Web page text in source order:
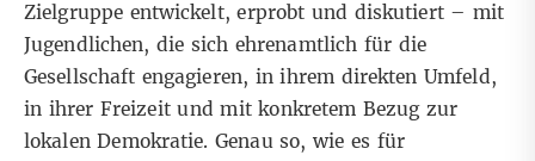
Zielgruppe entwickelt, erprobt und diskutiert – mit
Jugendlichen, die sich ehrenamtlich für die
Gesellschaft engagieren, in ihrem direkten Umfeld,
in ihrer Freizeit und mit konkretem Bezug zur
lokalen Demokratie. Genau so, wie es für